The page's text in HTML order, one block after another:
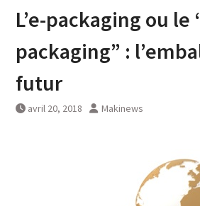
L’e-packaging ou le
packaging” :
futur
avril 20, 2018 Makinews